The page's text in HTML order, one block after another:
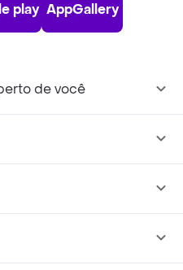
play AppGallery
de você